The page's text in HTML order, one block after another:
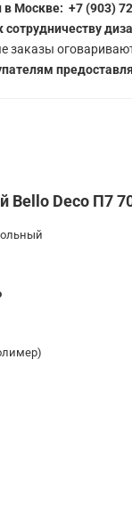
в Москве: +7 (903)
заказы
Bello Deco П7